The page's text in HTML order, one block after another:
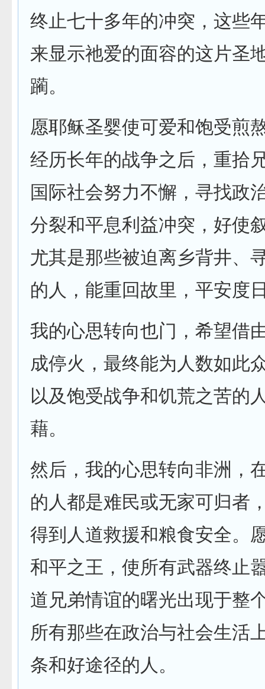
终止七十多年的冲突，这些
来显示祂爱的面容的这片圣
躏。
愿耶稣圣婴使可爱和饱受煎
经历长年的战争之后，重拾
国际社会努力不懈，寻找政
分裂和平息利益冲突，好使
尤其是那些被迫离乡背井、
的人，能重回故里，平安度
我的心思转向也门，希望借
成停火，最终能为人数如此
以及饱受战争和饥荒之苦的
藉。
然后，我的心思转向非洲，
的人都是难民或无家可归者
得到人道救援和粮食安全。
和平之王，使所有武器终止
道兄弟情谊的曙光出现于整
所有那些在政治与社会生活
条和好途径的人。